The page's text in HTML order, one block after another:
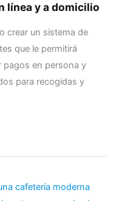
línea y a domicilio
crear un sistema de
que le permitirá
pagos en persona y
para recogidas y